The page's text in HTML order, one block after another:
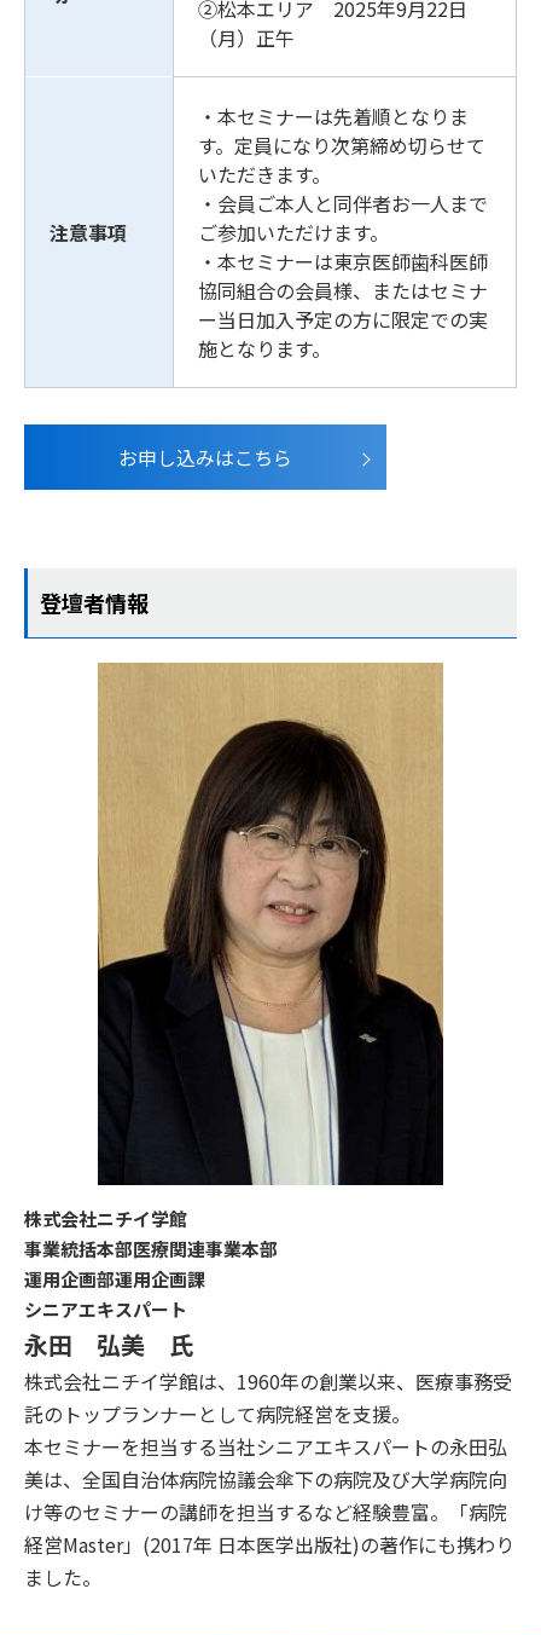
②松本エリア 2025年9月22日
（月）正午
注意事項
・本セミナーは先着順となりま
す。定員になり次第締め切らせて
いただきます。
・会員ご本人と同伴者お一人まで
ご参加いただけます。
・本セミナーは東京医師歯科医師
協同組合の会員様、またはセミナ
ー当日加入予定の方に限定での実
施となります。
お申し込みはこちら
登壇者情報
株式会社ニチイ学館
事業統括本部医療関連事業本部
運用企画部運用企画課
シニアエキスパート
永田 弘美 氏
株式会社ニチイ学館は、1960年の創業以来、医療事務受
託のトップランナーとして病院経営を支援。
本セミナーを担当する当社シニアエキスパートの永田弘
美は、全国自治体病院協議会傘下の病院及び大学病院向
け等のセミナーの講師を担当するなど経験豊富。「病院
経営Master」(2017年 日本医学出版社)の著作にも携わり
ました。